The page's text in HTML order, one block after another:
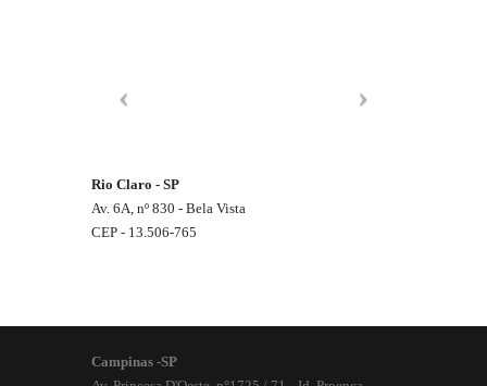
Rio Claro - SP
Av. 6A, nº 830 - Bela Vista
CEP - 13.506-765
Campinas -SP